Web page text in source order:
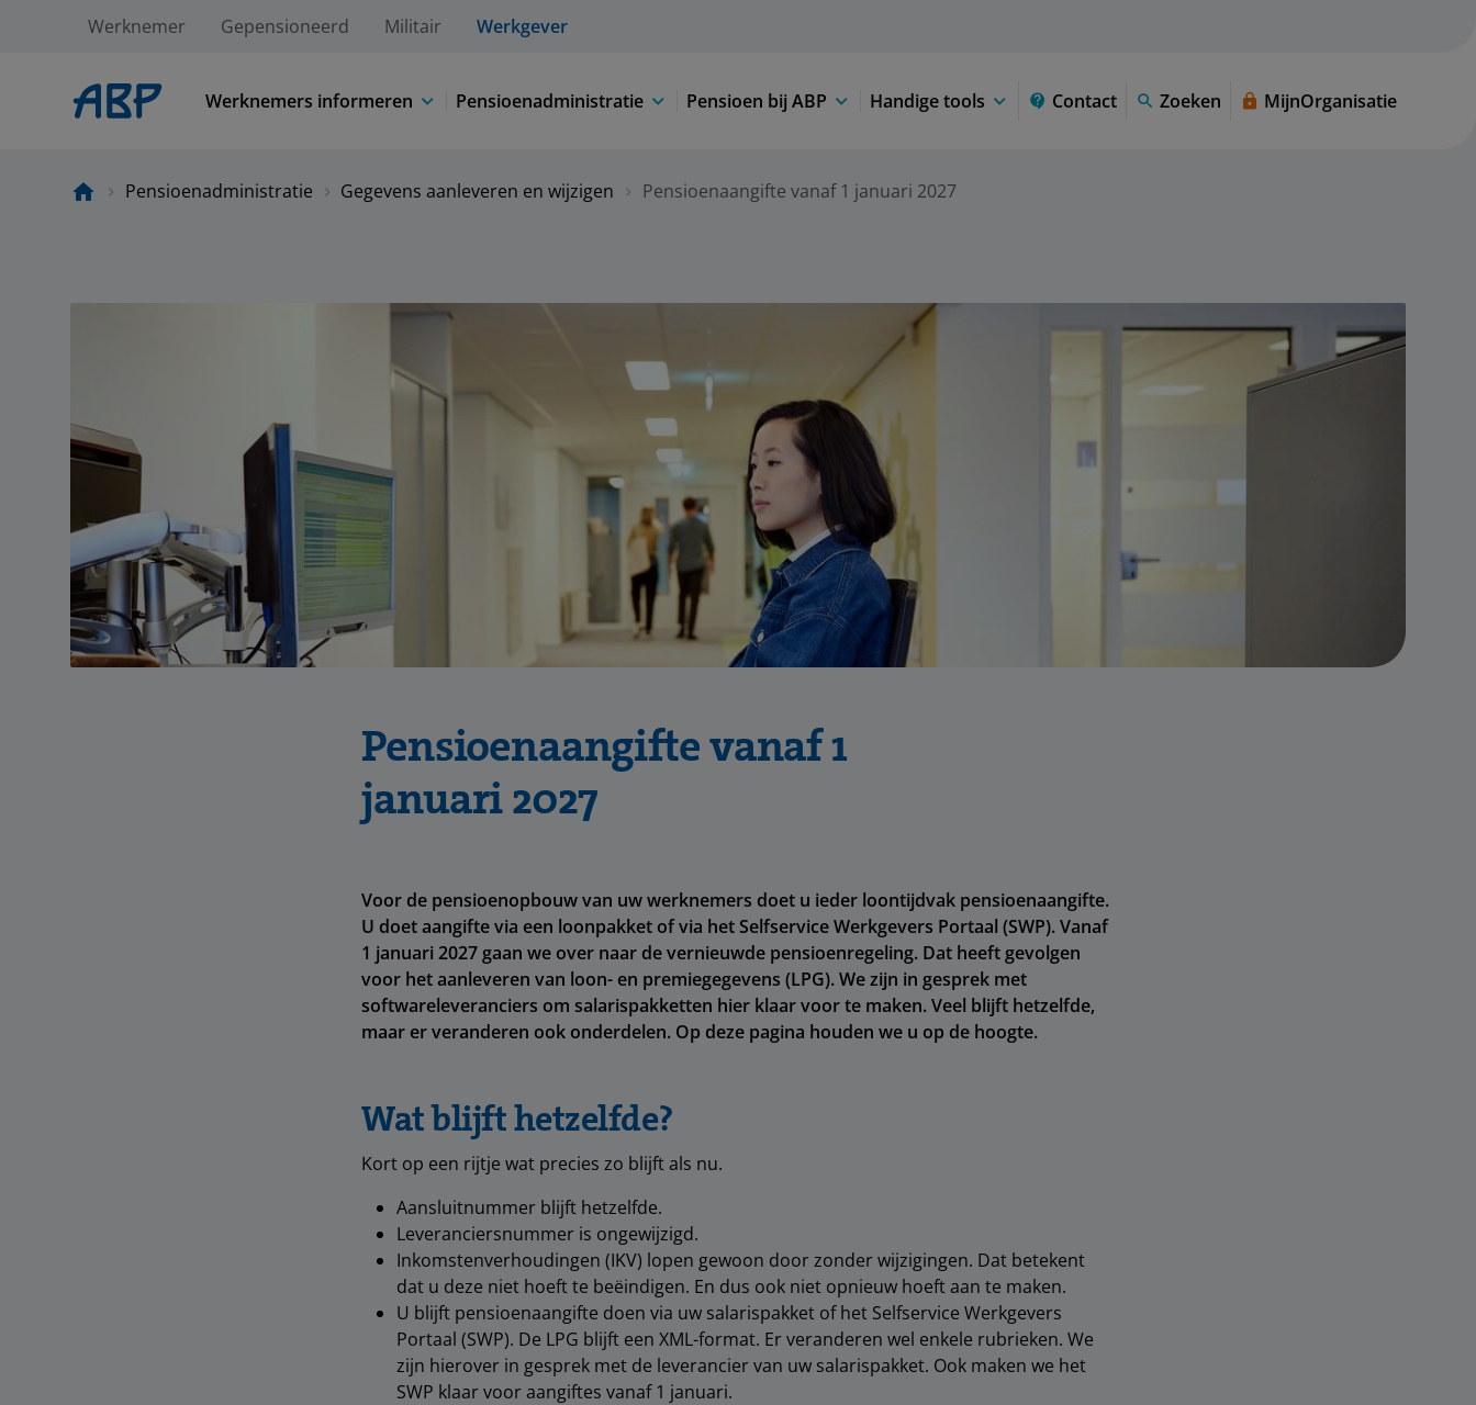
Werknemer Gepensioneerd Militair Werkgever
Werknemers informeren Pensioenadministratie Pensioen bij ABP Handige tools Contact Zoeken MijnOrganisatie
Pensioenadministratie Gegevens aanleveren en wijzigen Pensioenaangifte vanaf 1 januari 2027
Pensioenaangifte vanaf 1
januari 2027
Voor de pensioenopbouw van uw werknemers doet u ieder loontijdvak pensioenaangifte.
U doet aangifte via een loonpakket of via het Selfservice Werkgevers Portaal (SWP). Vanaf
1 januari 2027 gaan we over naar de vernieuwde pensioenregeling. Dat heeft gevolgen
voor het aanleveren van loon- en premiegegevens (LPG). We zijn in gesprek met
softwareleveranciers om salarispakketten hier klaar voor te maken. Veel blijft hetzelfde,
maar er veranderen ook onderdelen. Op deze pagina houden we u op de hoogte.
Wat blijft hetzelfde?
Kort op een rijtje wat precies zo blijft als nu.
Aansluitnummer blijft hetzelfde.
Leveranciersnummer is ongewijzigd.
Inkomstenverhoudingen (IKV) lopen gewoon door zonder wijzigingen. Dat betekent
dat u deze niet hoeft te beëindigen. En dus ook niet opnieuw hoeft aan te maken.
U blijft pensioenaangifte doen via uw salarispakket of het Selfservice Werkgevers
Portaal (SWP). De LPG blijft een XML-format. Er veranderen wel enkele rubrieken. We
zijn hierover in gesprek met de leverancier van uw salarispakket. Ook maken we het
SWP klaar voor aangiftes vanaf 1 januari.